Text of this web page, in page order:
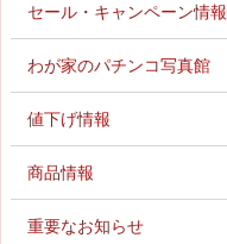
セール・キャンペーン情報
わが家のパチンコ写真館
値下げ情報
商品情報
重要なお知らせ